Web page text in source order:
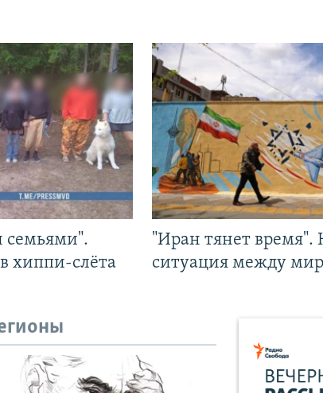
семьями".
хиппи-слёта
"Иран тянет время".
ситуация между